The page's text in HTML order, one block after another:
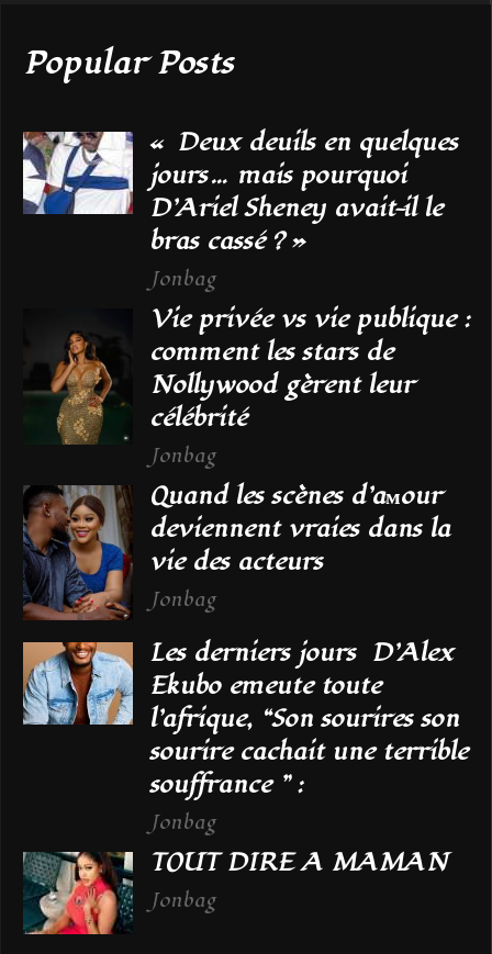
Popular Posts
« Deux deuils en quelques
jours… mais pourquoi
D’Ariel Sheney avait-il le
bras cassé ? »
Jonbag
Vie privée vs vie publique :
comment les stars de
Nollywood gèrent leur
célébrité
Jonbag
Quand les scènes d’aмour
deviennent vraies dans la
vie des acteurs
Jonbag
Les derniers jours D’Alex
Ekubo emeute toute
l’afrique, “Son sourires son
sourire cachait une terrible
souffrance ” :
Jonbag
TOUT DIRE A MAMAN
Jonbag